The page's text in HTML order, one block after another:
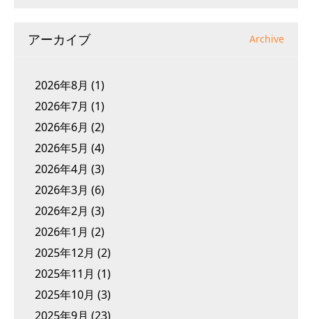
アーカイブ Archive
2026年8月 (1)
2026年7月 (1)
2026年6月 (2)
2026年5月 (4)
2026年4月 (3)
2026年3月 (6)
2026年2月 (3)
2026年1月 (2)
2025年12月 (2)
2025年11月 (1)
2025年10月 (3)
2025年9月 (23)